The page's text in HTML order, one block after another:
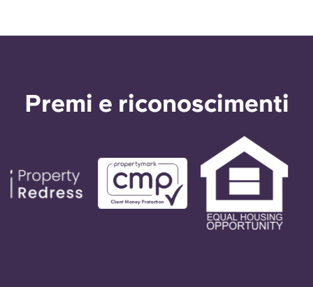
Premi e riconoscimenti